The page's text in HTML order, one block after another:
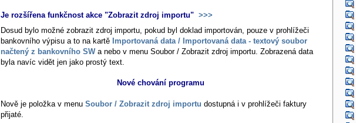
Je rozšířena funkčnost akce "Zobrazit zdroj importu" >>>
Dosud bylo možné zobrazit zdroj importu, pokud byl doklad importován, pouze v prohlížeči
bankovního výpisu a to na kartě Importovaná data / Importovaná data - textový soubor
načtený z bankovního SWa nebo v menu Soubor / Zobrazit zdroj importu . Zobrazená data
byla navíc vidět jen jako prostý text.
Nové chování programu
Nově je položka v menu Soubor / Zobrazit zdroj importu dostupná i v prohlížeči faktury
přijaté.